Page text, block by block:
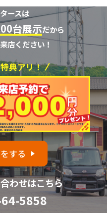
ースは
台展示だから
店ください！
典アリ！
する
わせはこちら
5858